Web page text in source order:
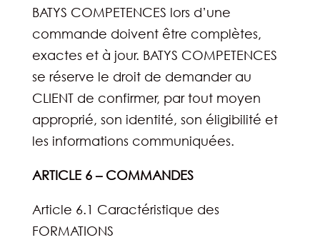
BATYS COMPETENCES lors d’une
commande doivent être complètes,
exactes et à jour. BATYS COMPETENCES
se réserve le droit de demander au
CLIENT de confirmer, par tout moyen
approprié, son identité, son éligibilité et
les informations communiquées.
ARTICLE 6 – COMMANDES
Article 6.1 Caractéristique des
FORMATIONS